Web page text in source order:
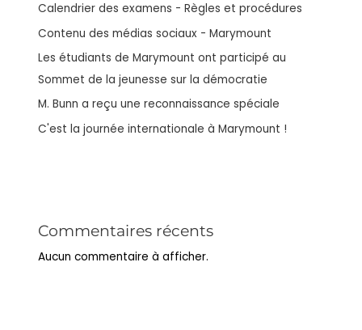
Calendrier des examens - Règles et procédures
Contenu des médias sociaux - Marymount
Les étudiants de Marymount ont participé au
Sommet de la jeunesse sur la démocratie
M. Bunn a reçu une reconnaissance spéciale
C'est la journée internationale à Marymount !
Commentaires récents
Aucun commentaire à afficher.